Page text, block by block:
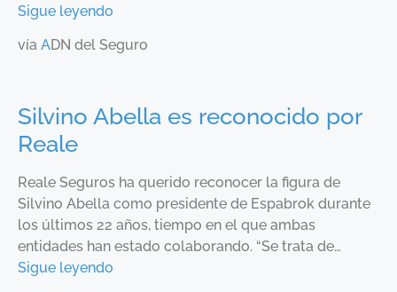
Sigue leyendo
vía ADN del Seguro
Silvino Abella es reconocido por
Reale
Reale Seguros ha querido reconocer la figura de
Silvino Abella como presidente de Espabrok durante
los últimos 22 años, tiempo en el que ambas
entidades han estado colaborando. “Se trata de…
Sigue leyendo